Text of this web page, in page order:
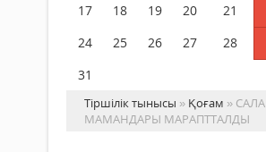
17
18 19 20 21
24
25 26 27 28
31
Тіршілік тынысы » Қоғам » САЛА
МАМАНДАРЫ МАРАПТТАЛДЫ